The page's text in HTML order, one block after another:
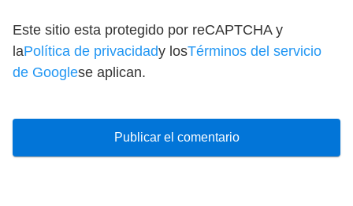
Este sitio esta protegido por reCAPTCHA y
laPolítica de privacidady losTérminos del servicio
de Googlese aplican.